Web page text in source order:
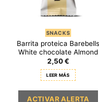
SNACKS
Barrita proteica Barebells
White chocolate Almond
2,50€
LEER MÁS